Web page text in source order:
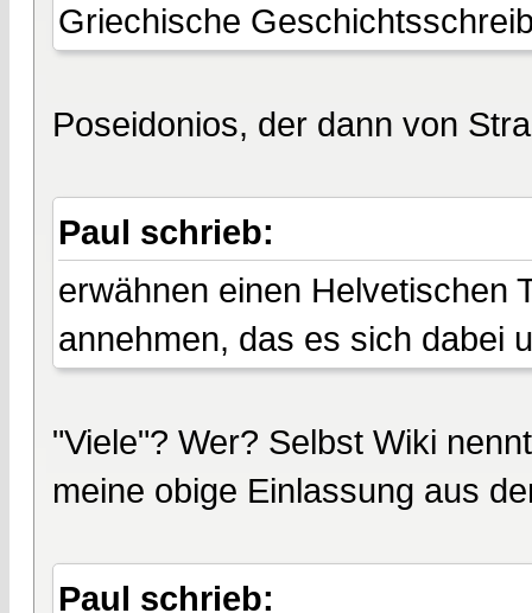
Griechische
Poseidonios, der dann von
Paul schrieb:
erwähnen einen Helvetischen
annehmen, das es sich dabei
"Viele"? Wer? Selbst Wiki
meine obige Einlassung aus
Paul schrieb: